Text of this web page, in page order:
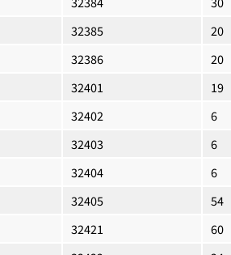
32385
20
32386
20
32401
19
32402
6
32403
6
32404
6
32405
54
32421
60